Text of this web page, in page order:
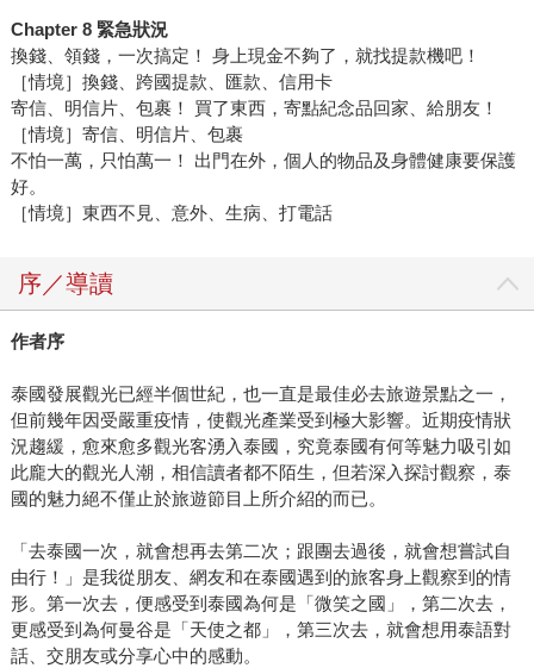
Chapter 8 緊急狀況
換錢、領錢，一次搞定！ 身上現金不夠了，就找提款機吧！
［情境］換錢、跨國提款、匯款、信用卡
寄信、明信片、包裹！ 買了東西，寄點紀念品回家、給朋友！
［情境］寄信、明信片、包裹
不怕一萬，只怕萬一！ 出門在外，個人的物品及身體健康要保護
好。
［情境］東西不見、意外、生病、打電話
序／導讀
作者序
泰國發展觀光已經半個世紀，也一直是最佳必去旅遊景點之一，
但前幾年因受嚴重疫情，使觀光產業受到極大影響。近期疫情狀
況趨緩，愈來愈多觀光客湧入泰國，究竟泰國有何等魅力吸引如
此龐大的觀光人潮，相信讀者都不陌生，但若深入探討觀察，泰
國的魅力絕不僅止於旅遊節目上所介紹的而已。
「去泰國一次，就會想再去第二次；跟團去過後，就會想嘗試自
由行！」是我從朋友、網友和在泰國遇到的旅客身上觀察到的情
形。第一次去，便感受到泰國為何是「微笑之國」，第二次去，
更感受到為何曼谷是「天使之都」，第三次去，就會想用泰語對
話、交朋友或分享心中的感動。